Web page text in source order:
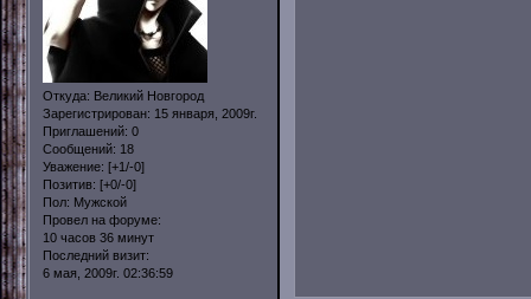
Откуда: Великий Новгород
Зарегистрирован: 15 января, 2009г.
Приглашений: 0
Сообщений: 18
Уважение: [+1/-0]
Позитив: [+0/-0]
Пол: Мужской
Провел на форуме:
10 часов 36 минут
Последний визит:
6 мая, 2009г. 02:36:59